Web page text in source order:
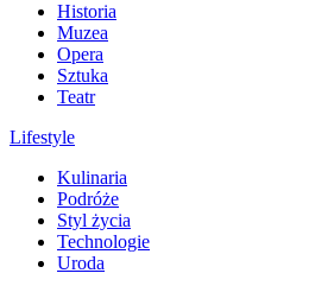
Historia
Muzea
Opera
Sztuka
Teatr
Lifestyle
Kulinaria
Podróże
Styl życia
Technologie
Uroda